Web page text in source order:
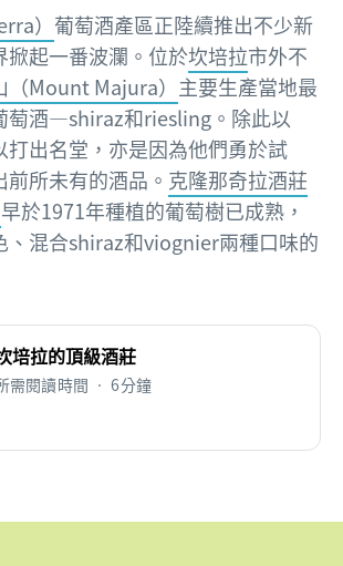
） 葡萄酒產區正陸續推出不少新
掀起一番波瀾。位於坎培拉市外不
（Mount Majura） 主要生產當地最
萄酒—shiraz和riesling。除此以
打出名堂，亦是因為他們勇於試
所未有的酒品。 克隆那奇拉酒莊
早於1971年種植的葡萄樹已成熟，
、混合shiraz和viognier兩種口味的
培拉的頂級酒莊
需閱讀時間 • 6分鐘